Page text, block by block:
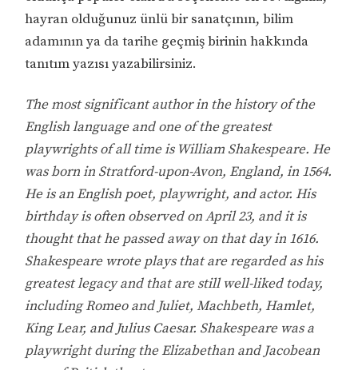
hayran olduğunuz ünlü bir sanatçının, bilim
adamının ya da tarihe geçmiş birinin hakkında
tanıtım yazısı yazabilirsiniz.
The most significant author in the history of the
English language and one of the greatest
playwrights of all time is William Shakespeare. He
was born in Stratford-upon-Avon, England, in 1564.
He is an English poet, playwright, and actor. His
birthday is often observed on April 23, and it is
thought that he passed away on that day in 1616.
Shakespeare wrote plays that are regarded as his
greatest legacy and that are still well-liked today,
including Romeo and Juliet, Machbeth, Hamlet,
King Lear, and Julius Caesar. Shakespeare was a
playwright during the Elizabethan and Jacobean